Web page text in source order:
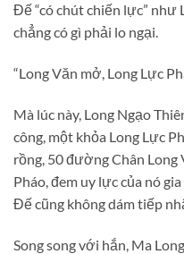
Đế “có chút chiến lực” như
chẳng có gì phải lo ngại.
“Long Văn mở, Long Lực
Mà lúc này, Long Ngạo
công, một khỏa Long Lực
rồng, 50 đường Chân Long
Pháo, đem uy lực của nó
Đế cũng không dám tiếp
Song song với hắn, Ma